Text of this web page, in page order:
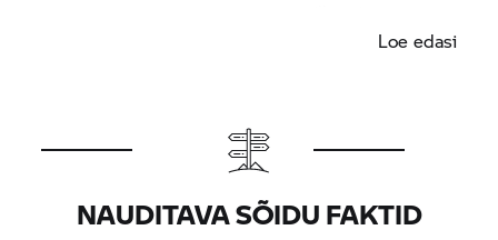
Loe edasi
NAUDITAVA SÕIDU FAKTID